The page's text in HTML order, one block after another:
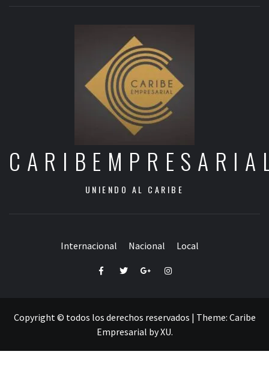
UNIENDO AL CARIBE
Internacional Nacional Local
FacebookTwitterGoogle+Instagram
Copyright © todos los derechos reservados | Theme: Caribe
Empresarial byXU.